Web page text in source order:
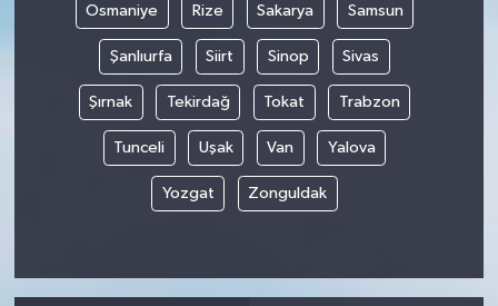
Osmaniye Rize Sakarya Samsun
Şanlıurfa Siirt Sinop Sivas
Şırnak Tekirdağ Tokat Trabzon
Tunceli Uşak Van Yalova
Yozgat Zonguldak